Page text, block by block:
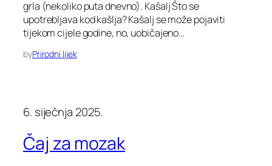
grla (nekoliko puta dnevno). Kašalj Što se
upotrebljava kod kašlja? Kašalj se može pojaviti
tijekom cijele godine, no, uobičajeno…
byPrirodni lijek
6. siječnja 2025.
Čaj za mozak